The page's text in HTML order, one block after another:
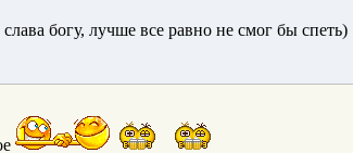
богу, лучше все равно не смог бы спеть)